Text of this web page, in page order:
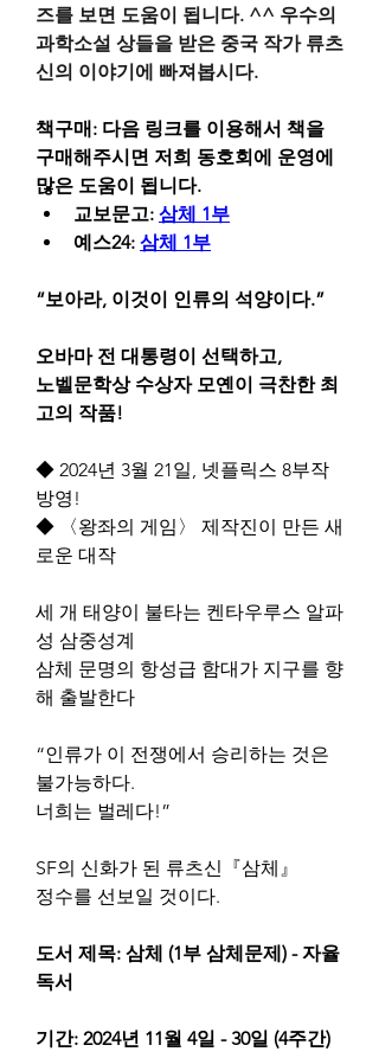
즈를 보면 도움이 됩니다. ^^ 우수의
과학소설 상들을 받은 중국 작가 류츠
신의 이야기에 빠져봅시다.
책구매: 다음 링크를 이용해서 책을
구매해주시면 저희 동호회에 운영에
많은 도움이 됩니다.
교보문고: 삼체 1부
예스24: 삼체 1부
“보아라, 이것이 인류의 석양이다.”
오바마 전 대통령이 선택하고,
노벨문학상 수상자 모옌이 극찬한 최
고의 작품!
◆ 2024년 3월 21일, 넷플릭스 8부작
방영!
◆ 〈왕좌의 게임〉 제작진이 만든 새
로운 대작
세 개 태양이 불타는 켄타우루스 알파
성 삼중성계
삼체 문명의 항성급 함대가 지구를 향
해 출발한다
“인류가 이 전쟁에서 승리하는 것은
불가능하다.
너희는 벌레다!”
SF의 신화가 된 류츠신『삼체』
정수를 선보일 것이다.
도서 제목: 삼체 (1부 삼체문제) - 자율
독서
기간: 2024년 11월 4일 - 30일 (4주간)